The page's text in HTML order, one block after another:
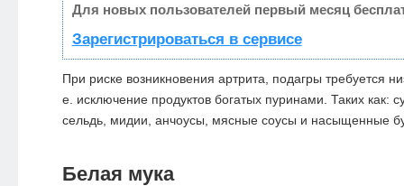
Для новых пользователей первый месяц
Зарегистрироваться в сервисе
При риске возникновения артрита, подагры требуется
е. исключение продуктов богатых пуринами. Таких как:
сельдь, мидии, анчоусы, мясные соусы и насыщенные
Белая мука